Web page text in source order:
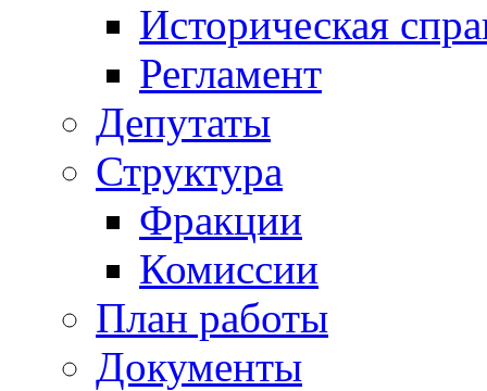
Историческая
Регламент
Депутаты
Структура
Фракции
Комиссии
План работы
Документы